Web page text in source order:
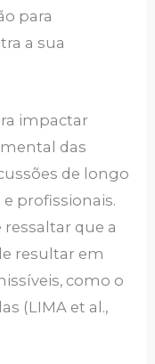
para
a sua
impactar
das
de longo
profissionais.
que a
resultar em
como o
(LIMA et al.,